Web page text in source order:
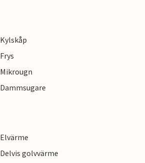
Kylskåp
Frys
Mikrougn
Dammsugare
Elvärme
Delvis golvvärme